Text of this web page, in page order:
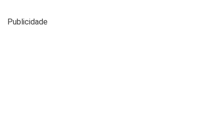
Publicidade